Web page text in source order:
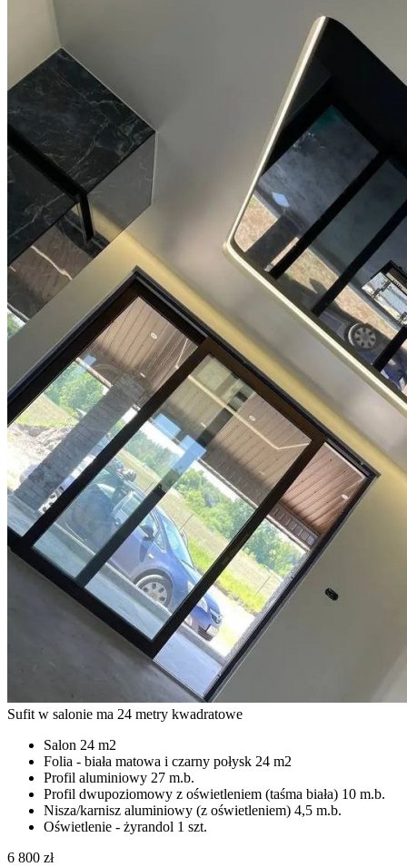
Sufit w salonie ma 24 metry kwadratowe
Salon 24 m2
Folia - biała matowa i czarny połysk 24 m2
Profil aluminiowy 27 m.b.
Profil dwupoziomowy z oświetleniem (taśma biała) 10 m.b.
Nisza/karnisz aluminiowy (z oświetleniem) 4,5 m.b.
Oświetlenie - żyrandol 1 szt.
6 800 zł